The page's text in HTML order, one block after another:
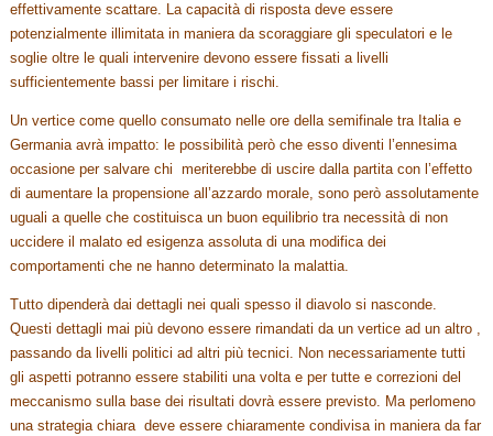
effettivamente scattare. La capacità di risposta deve essere
potenzialmente illimitata in maniera da scoraggiare gli speculatori e le
soglie oltre le quali intervenire devono essere fissati a livelli
sufficientemente bassi per limitare i rischi.
Un vertice come quello consumato nelle ore della semifinale tra Italia e
Germania avrà impatto: le possibilità però che esso diventi l’ennesima
occasione per salvare chi meriterebbe di uscire dalla partita con l’effetto
di aumentare la propensione all’azzardo morale, sono però assolutamente
uguali a quelle che costituisca un buon equilibrio tra necessità di non
uccidere il malato ed esigenza assoluta di una modifica dei
comportamenti che ne hanno determinato la malattia.
Tutto dipenderà dai dettagli nei quali spesso il diavolo si nasconde.
Questi dettagli mai più devono essere rimandati da un vertice ad un altro ,
passando da livelli politici ad altri più tecnici. Non necessariamente tutti
gli aspetti potranno essere stabiliti una volta e per tutte e correzioni del
meccanismo sulla base dei risultati dovrà essere previsto. Ma perlomeno
una strategia chiara deve essere chiaramente condivisa in maniera da far